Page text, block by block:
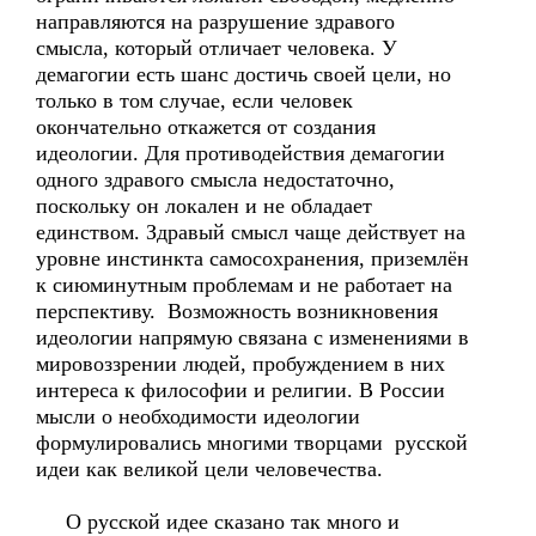
направляются на разрушение здравого
смысла, который отличает человека. У
демагогии есть шанс достичь своей цели, но
только в том случае, если человек
окончательно откажется от создания
идеологии. Для противодействия демагогии
одного здравого смысла недостаточно,
поскольку он локален и не обладает
единством. Здравый смысл чаще действует на
уровне инстинкта самосохранения, приземлён
к сиюминутным проблемам и не работает на
перспективу. Возможность возникновения
идеологии напрямую связана с изменениями в
мировоззрении людей, пробуждением в них
интереса к философии и религии. В России
мысли о необходимости идеологии
формулировались многими творцами русской
идеи как великой цели человечества.
О русской идее сказано так много и